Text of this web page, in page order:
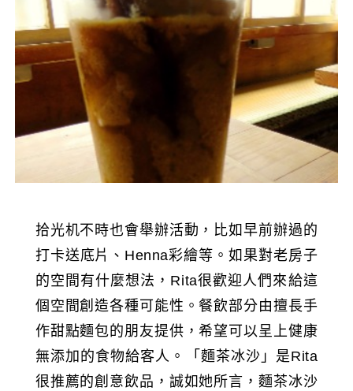
拾光机不時也會舉辦活動，比如早前辦過的
打卡送底片、Henna彩繪等。如果對老房子
的空間有什麼想法，Rita很歡迎人們來給這
個空間創造各種可能性。餐飲部分由擅長手
作甜點麵包的朋友提供，希望可以呈上健康
無添加的食物給客人。「麵茶冰沙」是Rita
很推薦的創意飲品，誠如她所言，麵茶冰沙